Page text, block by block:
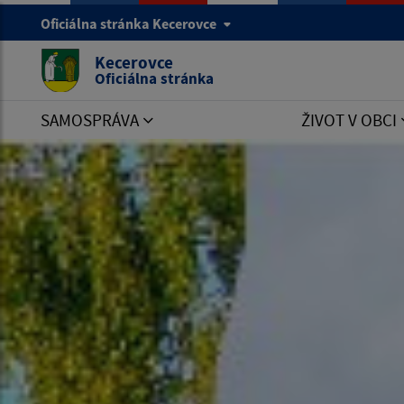
Oficiálna stránka Kecerovce
Kecerovce
Oficiálna stránka
SAMOSPRÁVA ŽIVOT V OBCI